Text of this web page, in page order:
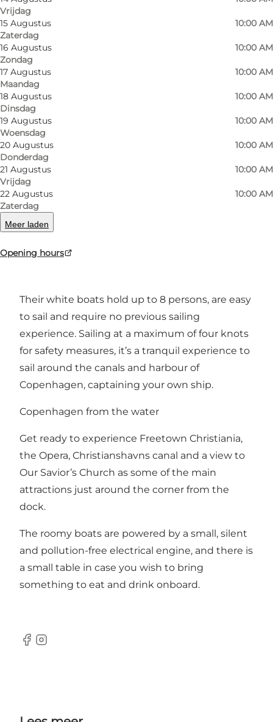
Vrijdag
15 Augustus
Zaterdag
10:00 AM
16 Augustus
Zondag
10:00 AM
17 Augustus
Maandag
10:00 AM
18 Augustus
Dinsdag
10:00 AM
19 Augustus
Woensdag
10:00 AM
20 Augustus
Donderdag
10:00 AM
21 Augustus
Vrijdag
10:00 AM
22 Augustus
Zaterdag
10:00 AM
Meer laden
Opening hours
Foto: Wonderful Copenhagen
©
Foto:
It’s hard to think of a more charming way to see
Copenhagen harbour than by boat from
boat tours sail from a canalside location close to
Their white boats hold up to 8 persons, are easy
to sail and require no previous sailing
experience. Sailing at a maximum of four knots
for safety measures, it’s a tranquil experience to
sail around the canals and harbour of
Copenhagen, captaining your own ship.
Copenhagen from the water
Get ready to experience Freetown Christiania,
the Opera, Christianshavns canal and a view to
Our Savior’s Church as some of the main
attractions just around the corner from the
dock.
The roomy boats are powered by a small, silent
and pollution-free electrical engine, and there is
a small table in case you wish to bring
something to eat and drink onboard.
Facebook
Instagram